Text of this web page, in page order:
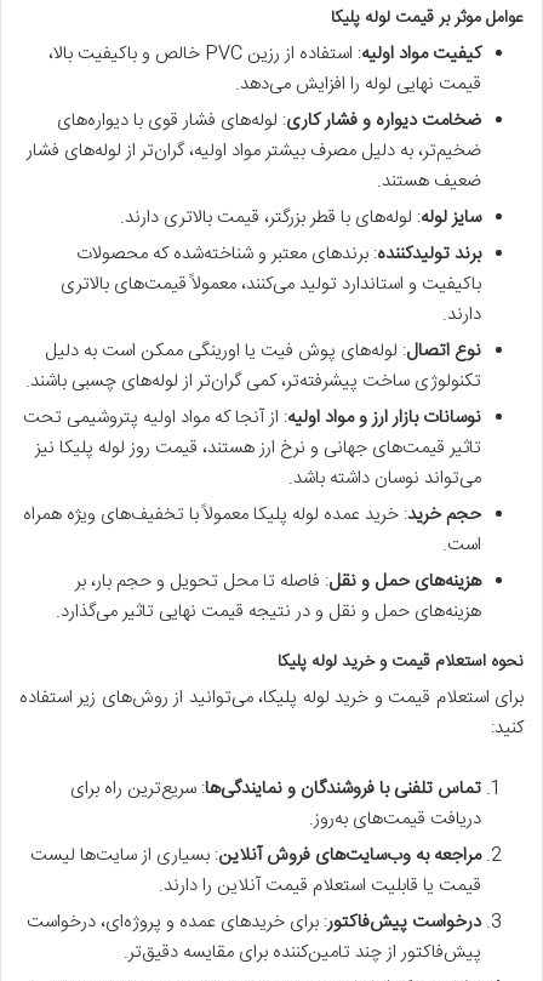
عوامل موثر بر قیمت لوله پلیکا
کیفیت مواد اولیه
: استفاده از رزین PVC خالص و باکیفیت بالا،
قیمت نهایی لوله را افزایش می‌دهد.
ضخامت دیواره و فشار کاری: لوله‌های فشار قوی با دیواره‌های
ضخیم‌تر، به دلیل مصرف بیشتر مواد اولیه، گران‌تر از لوله‌های فشار
ضعیف هستند.
سایز لوله: لوله‌های با قطر بزرگتر، قیمت بالاتری دارند.
برند تولیدکننده: برندهای معتبر و شناخته‌شده که محصولات
باکیفیت و استاندارد تولید می‌کنند، معمولاً قیمت‌های بالاتری
دارند.
نوع اتصال: لوله‌های پوش فیت یا اورینگی ممکن است به دلیل
تکنولوژی ساخت پیشرفته‌تر، کمی گران‌تر از لوله‌های چسبی باشند.
نوسانات بازار ارز و مواد اولیه: از آنجا که مواد اولیه پتروشیمی تحت
تاثیر قیمت‌های جهانی و نرخ ارز هستند، قیمت روز لوله پلیکا نیز
می‌تواند نوسان داشته باشد.
حجم خرید: خرید عمده لوله پلیکا معمولاً با تخفیف‌های ویژه همراه
است.
هزینه‌های حمل و نقل: فاصله تا محل تحویل و حجم بار، بر
هزینه‌های حمل و نقل و در نتیجه قیمت نهایی تاثیر می‌گذارد.
نحوه استعلام قیمت و خرید لوله پلیکا
برای استعلام قیمت و خرید لوله پلیکا، می‌توانید از روش‌های زیر استفاده
کنید:
تماس تلفنی با فروشندگان و نمایندگی‌ها: سریع‌ترین راه برای
دریافت قیمت‌های به‌روز.
مراجعه به وب‌سایت‌های فروش آنلاین: بسیاری از سایت‌ها لیست
قیمت یا قابلیت استعلام قیمت آنلاین را دارند.
درخواست پیش‌فاکتور: برای خریدهای عمده و پروژه‌ای، درخواست
پیش‌فاکتور از چند تامین‌کننده برای مقایسه دقیق‌تر.